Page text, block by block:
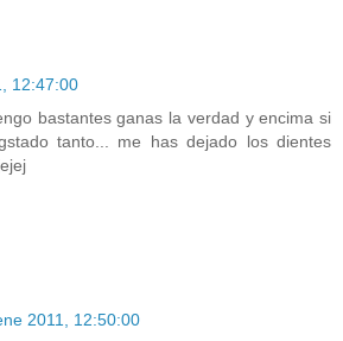
12:47:00
bastantes ganas la verdad y encima si
tanto... me has dejado los dientes
2011, 12:50:00